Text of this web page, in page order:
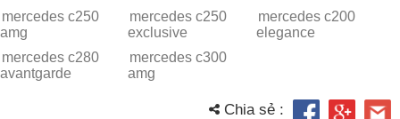
mercedes c250
amg
mercedes c250
exclusive
mercedes c200
elegance
mercedes c280
avantgarde
mercedes c300
amg
Chia sẻ :